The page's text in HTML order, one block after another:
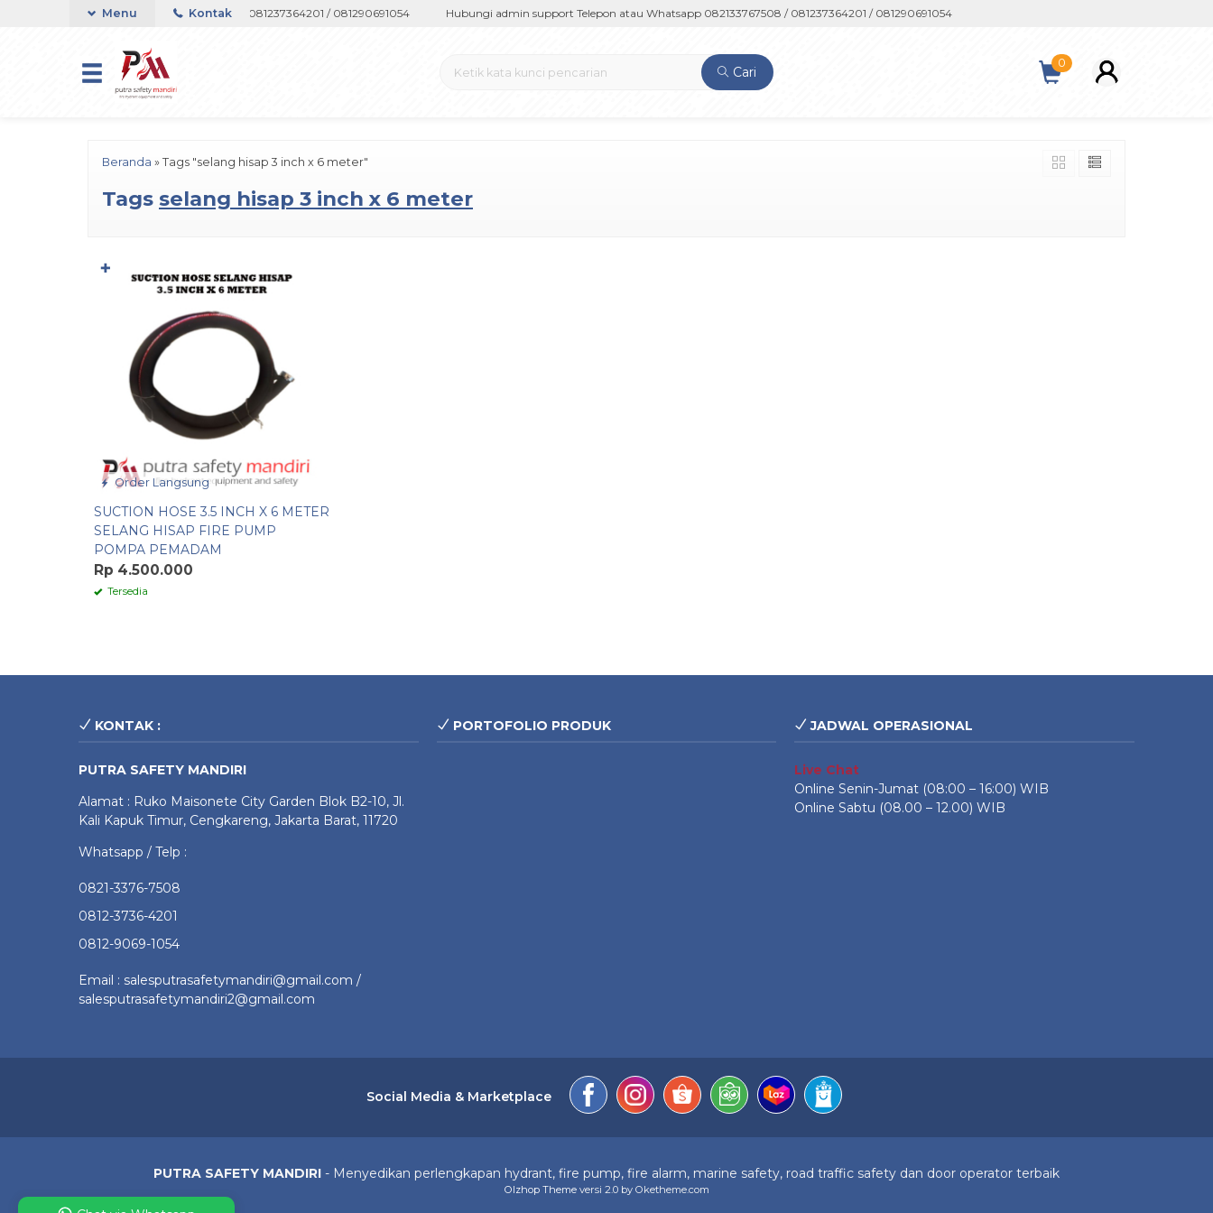
Telepon atau Whatsapp 082133767508 / 081237364201 / 081290691054 Hubungi admin support Telepon atau Whatsapp 082133767508 / 081237364201 / 081290691054
Menu Kontak
Cari
0
Beranda » Tags "selang hisap 3 inch x 6 meter"
Tags selang hisap 3 inch x 6 meter
Order Langsung
SUCTION HOSE 3.5 INCH X 6 METER
SELANG HISAP FIRE PUMP
POMPA PEMADAM
Rp 4.500.000
Tersedia
✚
KONTAK :
PUTRA SAFETY MANDIRI
Alamat : Ruko Maisonete City Garden Blok B2-10, Jl.
Kali Kapuk Timur, Cengkareng, Jakarta Barat, 11720
Whatsapp / Telp :
0821-3376-7508
0812-3736-4201
0812-9069-1054
Email : salesputrasafetymandiri@gmail.com /
salesputrasafetymandiri2@gmail.com
PORTOFOLIO PRODUK JADWAL OPERASIONAL
Live Chat
Online Senin-Jumat (08:00 – 16:00) WIB
Online Sabtu (08.00 – 12.00) WIB
Social Media & Marketplace
PUTRA SAFETY MANDIRI - Menyedikan perlengkapan hydrant, fire pump, fire alarm, marine safety, road traffic safety dan door operator terbaik
Olzhop Themeversi 2.0 by Oketheme.com